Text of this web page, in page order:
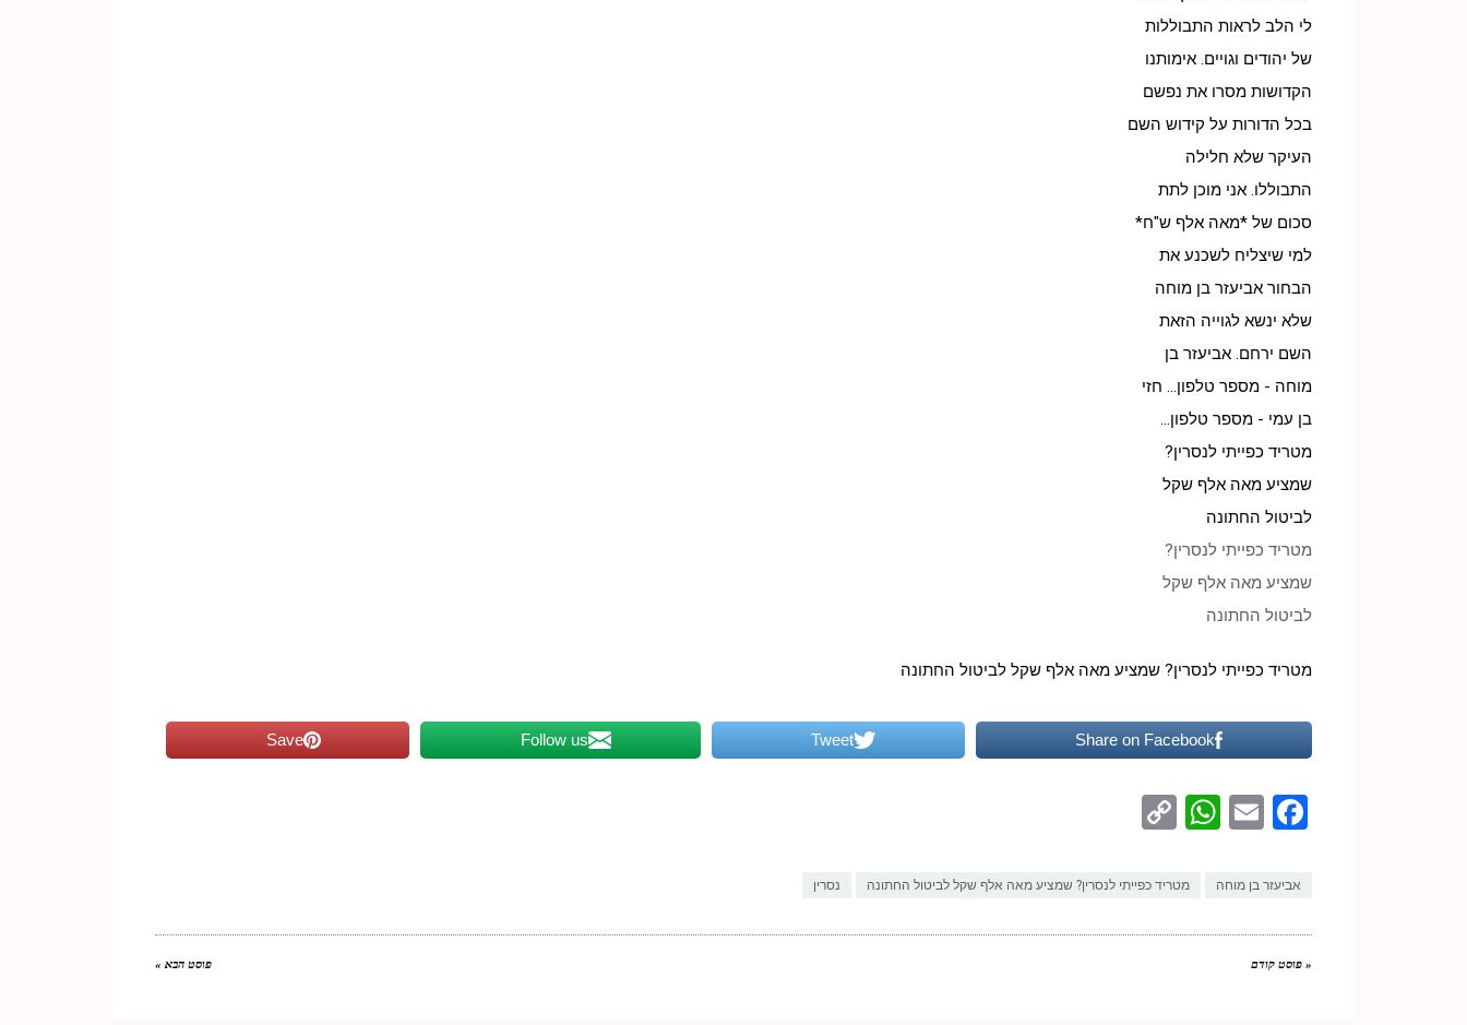
מטריד כפייתי לנסרין?
שמציע מאה אלף שקל
לביטול החתונה
מטריד כפייתי לנסרין? שמציע מאה אלף שקל לביטול החתונה
Share on Facebook
Tweet
Follow us
Save
Facebook
Email
WhatsApp
אביעזר בן מוחה מטריד כפייתי לנסרין? שמציע מאה אלף שקל לביטול החתונה נסרין
« פוסט קודם פוסט הבא »